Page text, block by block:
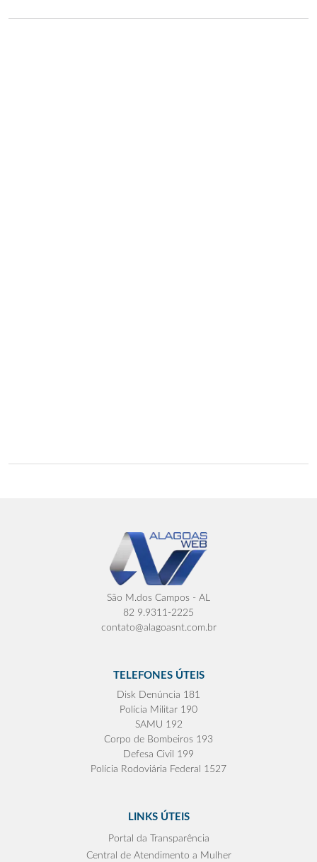
São M.dos Campos - AL
82 9.9311-2225
contato@alagoasnt.com.br
TELEFONES ÚTEIS
Disk Denúncia 181
Polícia Militar 190
SAMU 192
Corpo de Bombeiros 193
Defesa Civil 199
Polícia Rodoviária Federal 1527
LINKS ÚTEIS
Portal da Transparência
Central de Atendimento a Mulher